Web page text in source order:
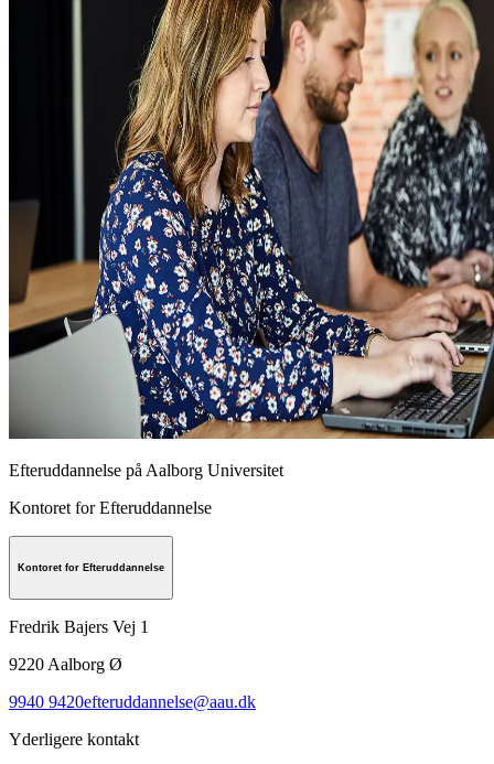
Efteruddannelse på Aalborg Universitet
Kontoret for Efteruddannelse
Kontoret for Efteruddannelse
Fredrik Bajers Vej 1
9220 Aalborg Ø
9940 9420efteruddannelse@aau.dk
Yderligere kontakt